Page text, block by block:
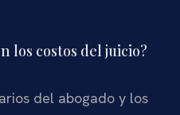
los costos del juicio?
del abogado y los